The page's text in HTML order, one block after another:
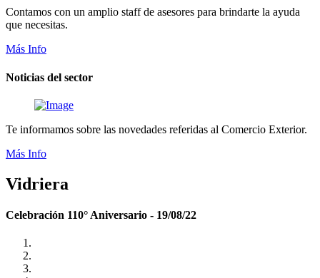
Contamos con un amplio staff de asesores para brindarte la ayuda
que necesitas.
Más Info
Noticias del sector
Te informamos sobre las novedades referidas al Comercio Exterior.
Más Info
Vidriera
Celebración 110° Aniversario - 19/08/22